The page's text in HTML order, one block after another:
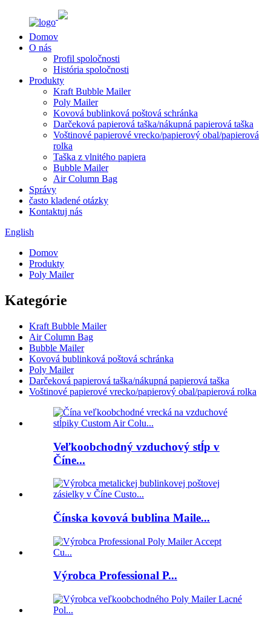
Domov
O nás
Profil spoločnosti
História spoločnosti
Produkty
Kraft Bubble Mailer
Poly Mailer
Kovová bublinková poštová schránka
Darčeková papierová taška/nákupná papierová taška
Voštinové papierové vrecko/papierový obal/papierová
rolka
Taška z vlnitého papiera
Bubble Mailer
Air Column Bag
Správy
často kladené otázky
Kontaktuj nás
English
Domov
Produkty
Poly Mailer
Kategórie
Kraft Bubble Mailer
Air Column Bag
Bubble Mailer
Kovová bublinková poštová schránka
Poly Mailer
Darčeková papierová taška/nákupná papierová taška
Voštinové papierové vrecko/papierový obal/papierová rolka
Veľkoobchodný vzduchový stĺp v
Číne...
Čínska kovová bublina Maile...
Výrobca Professional P...